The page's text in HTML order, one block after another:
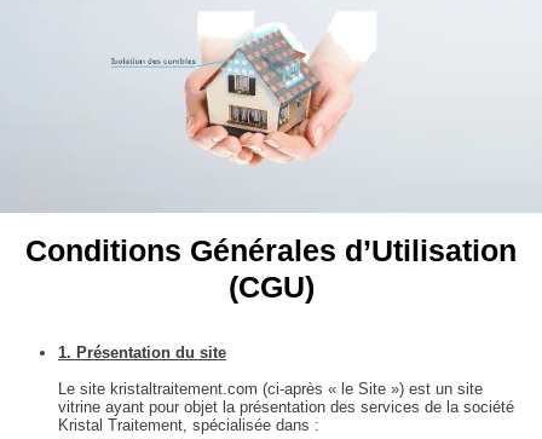
Conditions Générales d’Utilisation
(CGU)
1. Présentation du site
Le site kristaltraitement.com (ci-après « le Site ») est un site
vitrine ayant pour objet la présentation des services de la société
Kristal Traitement, spécialisée dans :